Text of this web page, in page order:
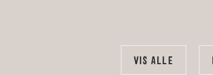
VIS ALLE